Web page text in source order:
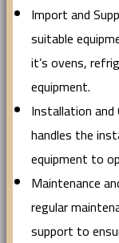
Import and
suitable
it’s ovens,
equipment.
Installation
handles the
equipment
regular
support to